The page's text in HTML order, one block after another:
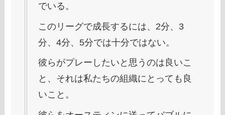
でいる。
このリーグで成長するには、2分、3
分、4分、5分では十分ではない。
彼らがプレーしたいと思うのは良いこ
と、それは私たちの組織にとっても良
いこと。